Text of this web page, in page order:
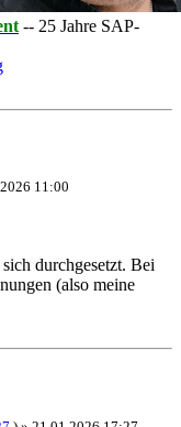
-- 25 Jahre SAP-
11:00
durchgesetzt. Bei
(also meine